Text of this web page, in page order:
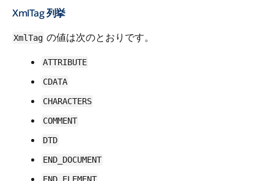
XmlTag列挙
XmlTag の値は次のとおりです。
ATTRIBUTE
CDATA
CHARACTERS
COMMENT
DTD
END_DOCUMENT